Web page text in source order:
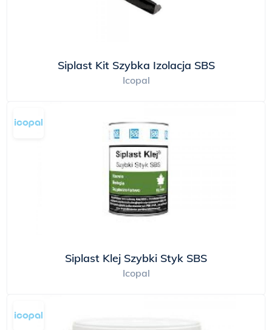
Siplast Kit Szybka Izolacja SBS
Icopal
Siplast Klej Szybki Styk SBS
Icopal